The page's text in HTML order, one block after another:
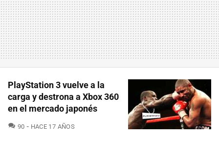
PlayStation 3 vuelve a la
carga y destrona a Xbox 360
en el mercado japonés
90 COMENTARIOS
HACE 17 AÑOS